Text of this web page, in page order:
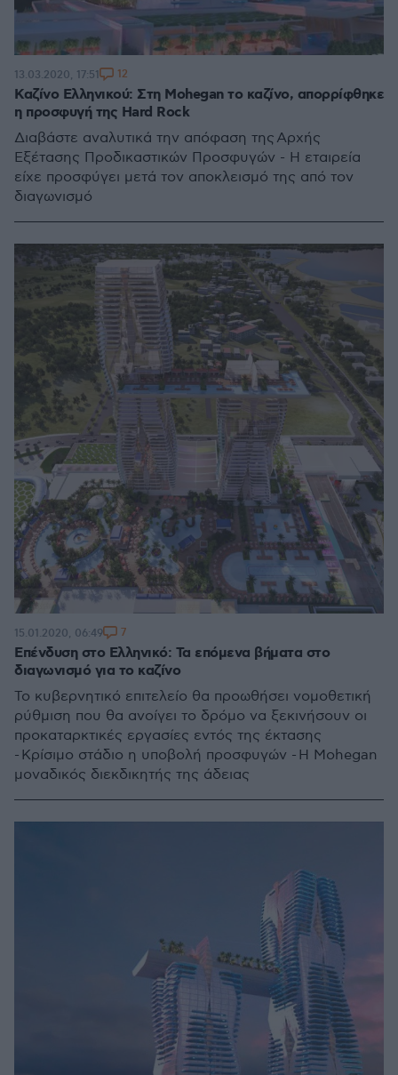
Καζίνο Ελληνικού: Στη Mohegan το καζίνο, απορρίφθηκε
η προσφυγή της Hard Rock
Διαβάστε αναλυτικά την απόφαση της Αρχής
Εξέτασης Προδικαστικών Προσφυγών - Η εταιρεία
είχε προσφύγει μετά τον αποκλεισμό της από τον
διαγωνισμό
13.03.2020, 17:51 12
Επένδυση στο Ελληνικό: Τα επόμενα βήματα στο
διαγωνισμό για το καζίνο
Το κυβερνητικό επιτελείο θα προωθήσει νομοθετική
ρύθμιση που θα ανοίγει το δρόμο να ξεκινήσουν οι
προκαταρκτικές εργασίες εντός της έκτασης
- Κρίσιμο στάδιο η υποβολή προσφυγών - Η Mohegan
μοναδικός διεκδικητής της άδειας
15.01.2020, 06:49 7